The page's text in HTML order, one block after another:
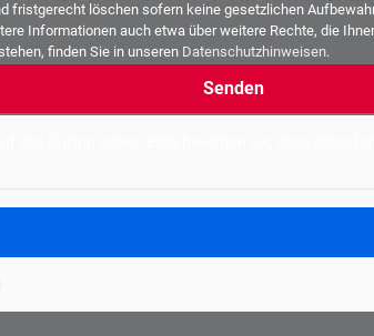
fristgerecht löschen sofern keine gesetzlichen
Informationen auch etwa über weitere Rechte, die
finden Sie in unseren Datenschutzhinweisen.